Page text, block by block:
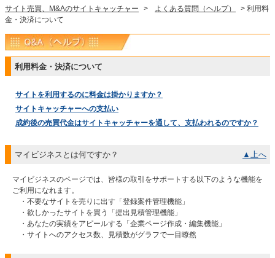
サイト売買、M&Aのサイトキャッチャー > よくある質問（ヘルプ）
> 利用料
金・決済について
利用料金・決済について
サイトを利用するのに料金は掛かりますか？
サイトキャッチャーへの支払い
成約後の売買代金はサイトキャッチャーを通して、支払われるのですか？
マイビジネスとは何ですか？ ▲上へ
マイビジネスのページでは、皆様の取引をサポートする以下のような機能を
ご利用になれます。
・不要なサイトを売りに出す「登録案件管理機能」
・欲しかったサイトを買う「提出見積管理機能」
・あなたの実績をアピールする「企業ページ作成・編集機能」
・サイトへのアクセス数、見積数がグラフで一目瞭然